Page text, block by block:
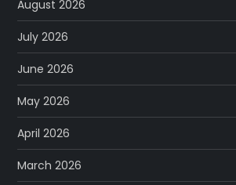
August 2026
July 2026
June 2026
May 2026
April 2026
March 2026